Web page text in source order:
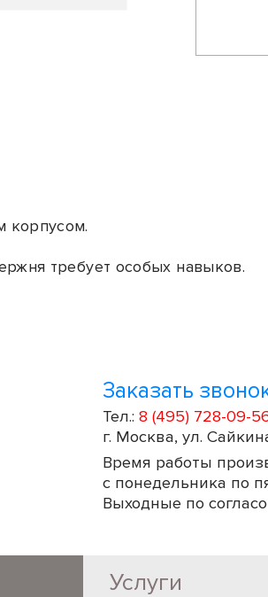
корпусом.
требует особых навыков.
Заказать
Тел.: 8 (495) 728-09-
г. Москва, ул.
Время работы
с понедельника по
Выходные по
Услуги